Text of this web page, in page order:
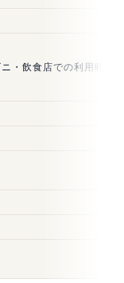
・飲食店での利用時）